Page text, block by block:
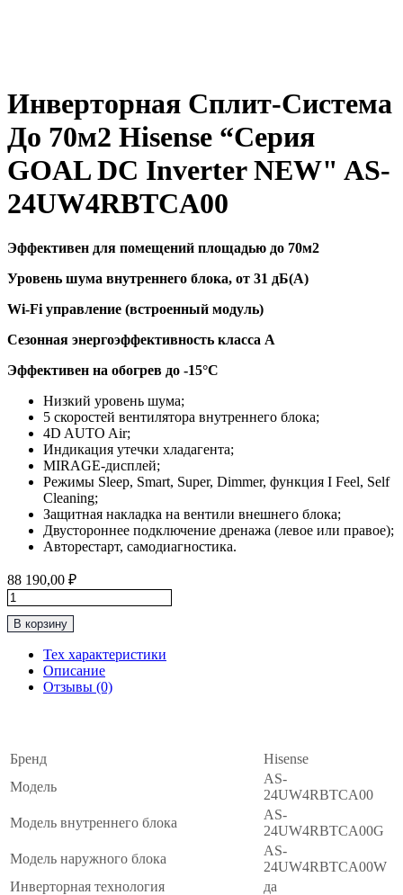
Инверторная Сплит-Система
До 70м2 Hisense “Серия
GOAL DC Inverter NEW" AS-
24UW4RBTCA00
Эффективен для помещений площадью до 70м2
Уровень шума внутреннего блока, от 31 дБ(А)
Wi-Fi управление (встроенный модуль)
Сезонная энергоэффективность класса А
Эффективен на обогрев до -15°C
Низкий уровень шума;
5 скоростей вентилятора внутреннего блока;
4D AUTO Air;
Индикация утечки хладагента;
MIRAGE-дисплей;
Режимы Sleep, Smart, Super, Dimmer, функция I Feel, Self
Cleaning;
Защитная накладка на вентили внешнего блока;
Двустороннее подключение дренажа (левое или правое);
Авторестарт, самодиагностика.
88 190,00 ₽
Количество
товара
Инверторная
Система
70м2
DC
NEW"
24UW4RBTCA00
В корзину
Тех характеристики
Описание
Отзывы (0)
Бренд
Hisense
Модель
AS-
24UW4RBTCA00
Модель внутреннего блока
AS-
24UW4RBTCA00G
Модель наружного блока
AS-
24UW4RBTCA00W
Инверторная технология
да